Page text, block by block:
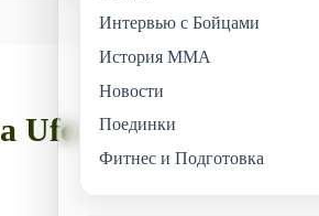
и bellator
Интервью с Бойцами
История ММА
Новости
Поединки
Фитнес и Подготовка